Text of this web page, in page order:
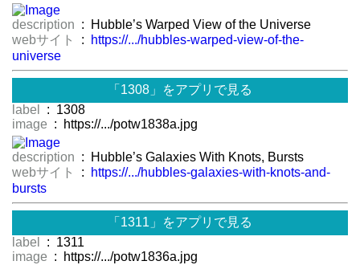
description : Hubble’s Warped View of the Universe
webサイト
:
https://.../hubbles-warped-view-of-the-
universe
「1308」をアプリで見る
label
: 1308
image : https://.../potw1838a.jpg
description : Hubble’s Galaxies With Knots, Bursts
webサイト
:
https://.../hubbles-galaxies-with-knots-and-
bursts
「1311」をアプリで見る
label
: 1311
image : https://.../potw1836a.jpg